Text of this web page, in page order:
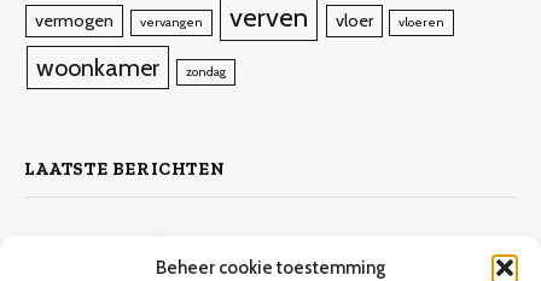
Beheer cookie toestemming
vermogen vervangen verven vloer vloeren
woonkamer zondag
LAATSTE BERICHTEN